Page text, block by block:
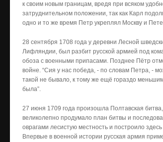
к своим новым границам, вредя при всяком
затруднительном положении, так как Карл
одно и то же время Петр укреплял Москву и
28 сентября 1708 года у деревни Лесной
Лифляндии, был разбит русской армией под
обоза с военными припасами. Позднее Пётр
войне. “Сия у нас победа, - по словам Петра, -
такой не бывало, к тому же ещё гораздо
была”.
27 июня 1709 года произошла Полтавская
великолепно продумало план битвы и
оврагами лесистую местность и построило
Впервые в военной истории русская армия